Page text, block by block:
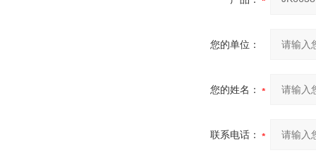
您的单位：
您的姓名：
联系电话：